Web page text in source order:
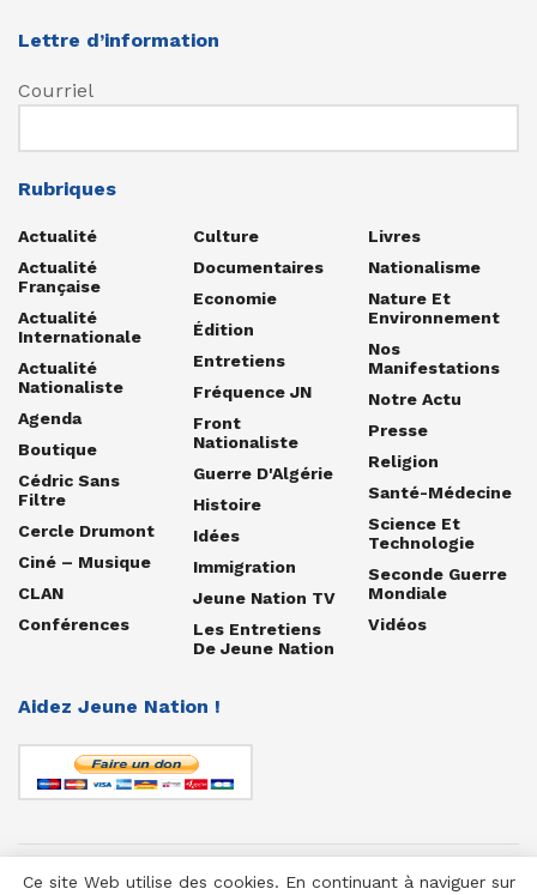
Lettre d’information
Courriel
Rubriques
Actualité
Actualité
Française
Actualité
Internationale
Actualité
Nationaliste
Agenda
Boutique
Cédric Sans
Filtre
Cercle Drumont
Ciné – Musique
CLAN
Conférences
Culture
Documentaires
Economie
Édition
Entretiens
Fréquence JN
Front
Nationaliste
Guerre D'Algérie
Histoire
Idées
Immigration
Jeune Nation TV
Les Entretiens
De Jeune Nation
Livres
Nationalisme
Nature Et
Environnement
Nos
Manifestations
Notre Actu
Presse
Religion
Santé-Médecine
Science Et
Technologie
Seconde Guerre
Mondiale
Vidéos
Aidez Jeune Nation !
Ce site Web utilise des cookies. En continuant à naviguer sur